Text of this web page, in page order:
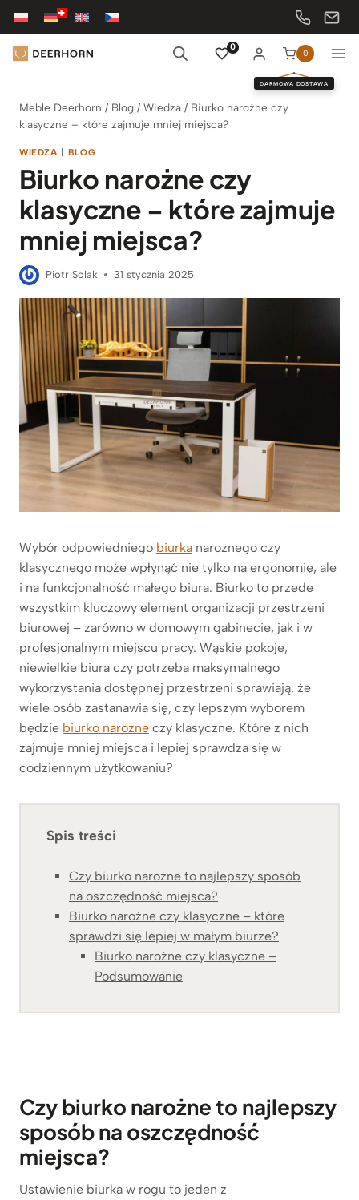
Przejdź
treści
0
0
DARMOWA DOSTAWA
Meble Deerhorn / Blog /Wiedza / Biurko narożne czy
klasyczne – które zajmuje mniej miejsca?
WIEDZA | BLOG
Biurko narożne czy
klasyczne – które zajmuje
mniej miejsca?
Piotr Solak 31 stycznia 2025
Wybór odpowiedniego biurka narożnego czy
klasycznego może wpłynąć nie tylko na ergonomię, ale
i na funkcjonalność małego biura. Biurko to przede
wszystkim kluczowy element organizacji przestrzeni
biurowej – zarówno w domowym gabinecie, jak i w
profesjonalnym miejscu pracy. Wąskie pokoje,
niewielkie biura czy potrzeba maksymalnego
wykorzystania dostępnej przestrzeni sprawiają, że
wiele osób zastanawia się, czy lepszym wyborem
będzie biurko narożne czy klasyczne. Które z nich
zajmuje mniej miejsca i lepiej sprawdza się w
codziennym użytkowaniu?
Spis treści
Czy biurko narożne to najlepszy sposób
na oszczędność miejsca?
Biurko narożne czy klasyczne – które
sprawdzi się lepiej w małym biurze?
Biurko narożne czy klasyczne –
Podsumowanie
Czy biurko narożne to najlepszy
sposób na oszczędność
miejsca?
Ustawienie biurka w rogu to jeden z